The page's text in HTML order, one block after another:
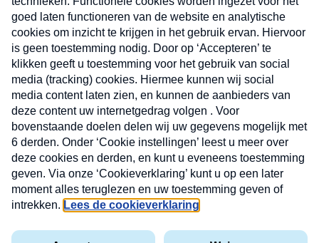
Volg ons op
MAX
Cookieverklaring
Kwetsbaarheid
X
Nieuwsbrief
Neem hier een gratis abonnement op de MAX
Consumenten nieuwsbrief. Elke maandag en
donderdag in uw mailbox.